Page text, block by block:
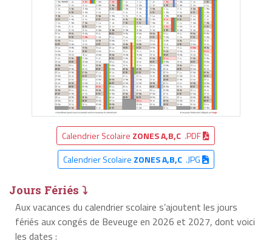
Calendrier Scolaire ZONES A,B,C .PDF
Calendrier Scolaire ZONES A,B,C.JPG
Jours Fériés ⤵
Aux vacances du calendrier scolaire s’ajoutent les jours
fériés aux congés de Beveuge en 2026 et 2027, dont voici
les dates :